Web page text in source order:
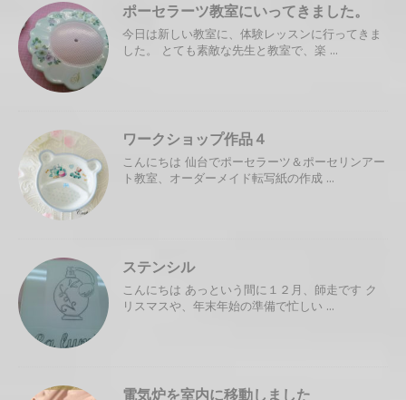
ポーセラーツ教室にいってきました。
今日は新しい教室に、体験レッスンに行ってきま
した。 とても素敵な先生と教室で、楽 ...
ワークショップ作品４
こんにちは 仙台でポーセラーツ＆ポーセリンアー
ト教室、オーダーメイド転写紙の作成 ...
ステンシル
こんにちは あっという間に１２月、師走です ク
リスマスや、年末年始の準備で忙しい ...
電気炉を室内に移動しました